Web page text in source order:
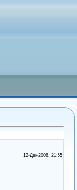
12-Дек-2008, 21:55